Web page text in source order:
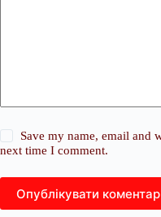
Save my name, email and
next time I comment.
Опублікувати коментар